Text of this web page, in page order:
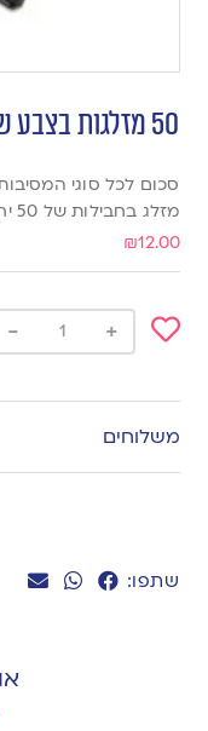
שתפו:
50 מזלגות בצבע שחור
סכום לכל סוגי
מזלג בחבילות של 50 יח’
₪12.00
to
wishlist
+
-
משלוחים